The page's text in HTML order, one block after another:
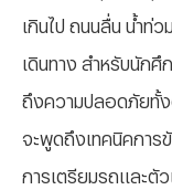
เกินไป ถนนลื่น น้ำท่
เดินทาง สำหรับนักศึ
ถึงความปลอดภัยทั้
จะพูดถึงเทคนิคการ
การเตรียมรถและตั